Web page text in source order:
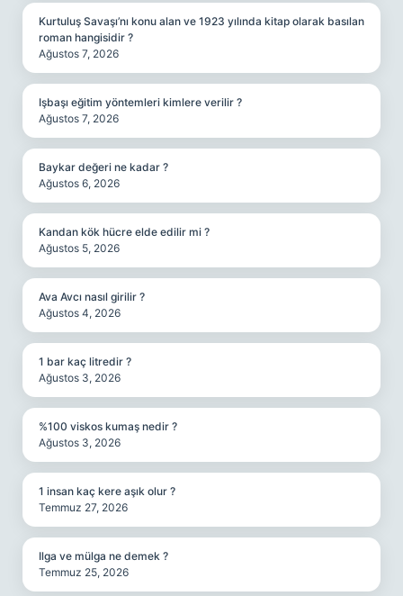
Kurtuluş Savaşı’nı konu alan ve 1923 yılında kitap olarak basılan
roman hangisidir ?
Ağustos 7, 2026
Işbaşı eğitim yöntemleri kimlere verilir ?
Ağustos 7, 2026
Baykar değeri ne kadar ?
Ağustos 6, 2026
Kandan kök hücre elde edilir mi ?
Ağustos 5, 2026
Ava Avcı nasıl girilir ?
Ağustos 4, 2026
1 bar kaç litredir ?
Ağustos 3, 2026
%100 viskos kumaş nedir ?
Ağustos 3, 2026
1 insan kaç kere aşık olur ?
Temmuz 27, 2026
Ilga ve mülga ne demek ?
Temmuz 25, 2026